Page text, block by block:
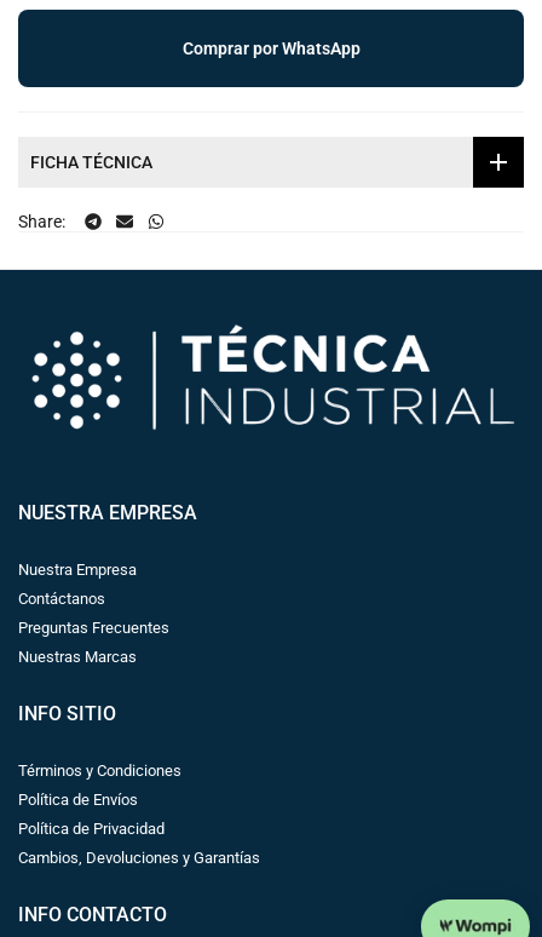
Comprar por WhatsApp
FICHA TÉCNICA
Share:
NUESTRA EMPRESA
Nuestra Empresa
Contáctanos
Preguntas Frecuentes
Nuestras Marcas
INFO SITIO
Términos y Condiciones
Política de Envíos
Política de Privacidad
Cambios, Devoluciones y Garantías
INFO CONTACTO